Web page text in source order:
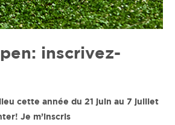
inscrivez-
cette année du 21 juin au 7 juillet
Je m’inscris